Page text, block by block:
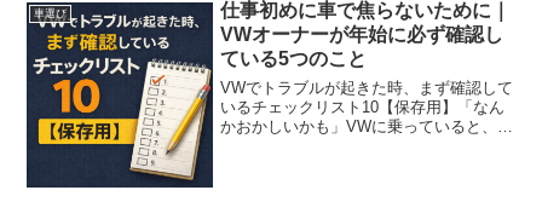
車選び
仕事初めに車で焦らないために｜
VWオーナーが年始に必ず確認し
ている5つのこと
VWでトラブルが起きた時、まず確認して
いるチェックリスト10【保存用】「なん
かおかしいかも」VWに乗っていると、